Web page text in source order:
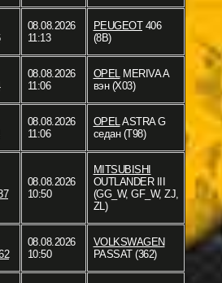
08.08.2026
11:13
PEUGEOT406
(8B)
08.08.2026
11:06
OPELMERIVA A
вэн (X03)
08.08.2026
11:06
OPELASTRA G
седан (T98)
08.08.2026
10:50
MITSUBISHI
OUTLANDER III
(GG_W, GF_W, ZJ,
ZL)
08.08.2026
10:50
VOLKSWAGEN
PASSAT (362)